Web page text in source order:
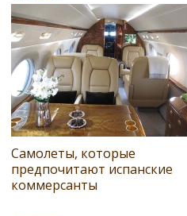
Самолеты, которые
предпочитают испанские
коммерсанты